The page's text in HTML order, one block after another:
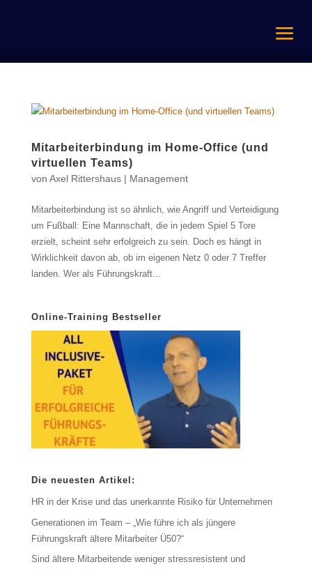
Mitarbeiterbindung im Home-Office (und
virtuellen Teams)
von Axel Rittershaus| Management
Mitarbeiterbindung ist so ähnlich, wie Angriff und Verteidigung
um Fußball: Eine Mannschaft, die in jedem Spiel 5 Tore
erzielt, scheint sehr erfolgreich zu sein. Doch es hängt in
Wirklichkeit davon ab, ob im eigenen Netz 0 oder 7 Treffer
landen. Wer als Führungskraft...
Online-Training Bestseller
Die neuesten Artikel:
HR in der Krise und das unerkannte Risiko für Unternehmen
Generationen im Team – „Wie führe ich als jüngere
Führungskraft ältere Mitarbeiter Ü50?“
Sind ältere Mitarbeitende weniger stressresistent und